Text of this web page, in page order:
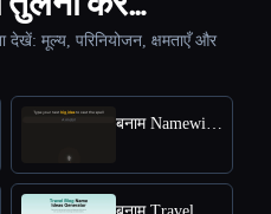
मूल्य, परिनियोजन, क्षमताएँ और
बनाम Namewizard